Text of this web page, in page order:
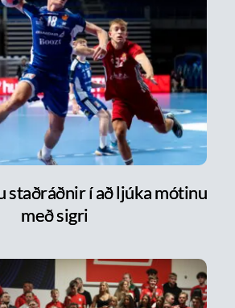
staðráðnir í að ljúka mótinu
með sigri